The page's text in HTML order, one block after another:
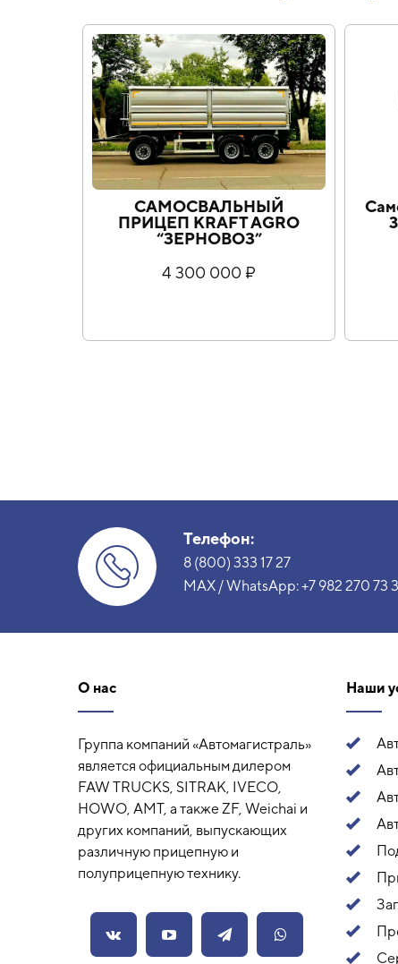
САМОСВАЛЬНЫЙ
ПРИЦЕП KRAFT AGRO
“ЗЕРНОВОЗ”
4 300 000 ₽
Телефон:
8 (800) 333 17 27
MAX / WhatsApp:+7 982 270 73
О нас
Группа компаний «Автомагистраль»
является официальным дилером
FAW TRUCKS, SITRAK, IVECO,
HOWO, AMT, а также ZF, Weichai и
других компаний, выпускающих
различную прицепную и
полуприцепную технику.
Наши